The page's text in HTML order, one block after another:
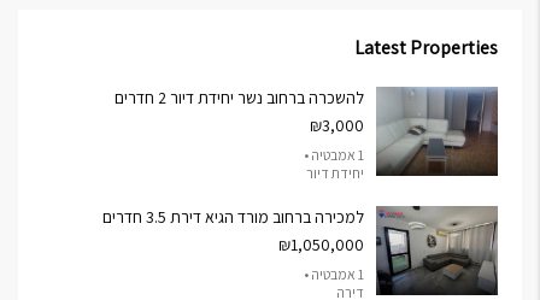
Latest Properties
להשכרה ברחוב נשר יחידת דיור 2 חדרים
₪3,000
1 אמבטיה •
יחידת דיור
למכירה ברחוב מורד הגיא דירת 3.5 חדרים
₪1,050,000
1 אמבטיה •
דירה